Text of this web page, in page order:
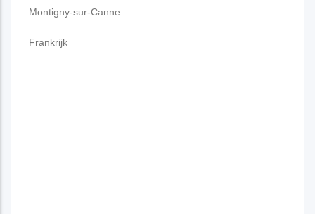
Montigny-sur-Canne
Frankrijk